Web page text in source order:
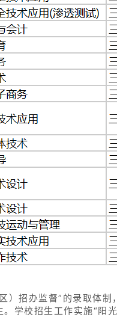
）招办监督”的录取体
学校招生工作实施“阳